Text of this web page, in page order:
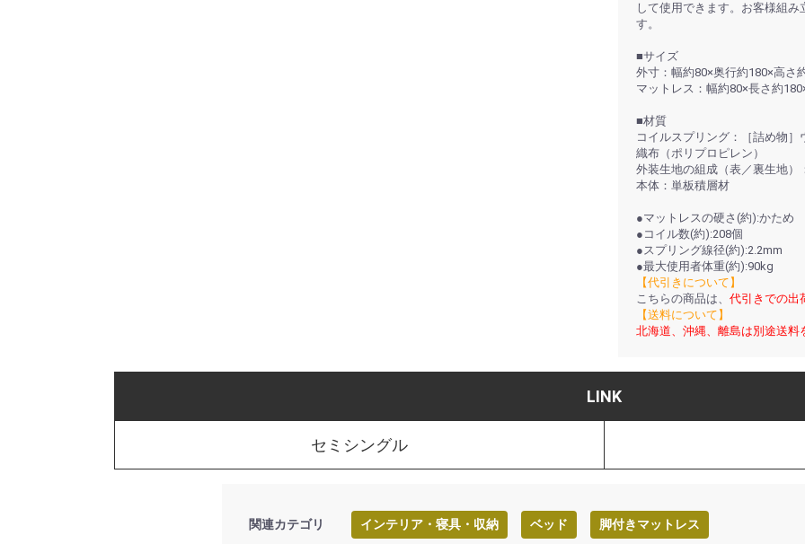
して使用できます。お客様組
す。
■サイズ
外寸：幅約80×奥行約180×高さ
マットレス：幅約80×長さ約
■材質
コイルスプリング：［詰め物
織布（ポリプロピレン）
外装生地の組成（表／裏生地
本体：単板積層材
●マットレスの硬さ(約):かため
●コイル数(約):208個
●スプリング線径(約):2.2mm
●最大使用者体重(約):90kg
【代引きについて】
こちらの商品は、 代引きでの出
【送料について】
北海道、沖縄、離島は別途送料
LINK
セミシングル
関連カテゴリ インテリア・寝具・収納 ベッド 脚付きマットレス